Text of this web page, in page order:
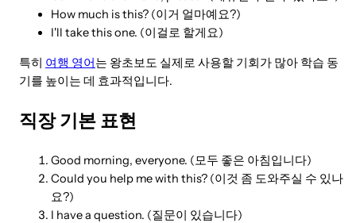
How much is this? (이거 얼마예요?)
I'll take this one. (이걸로 할게요)
특히 여행 영어는 왕초보도 실제로 사용할 기회가 많아 학습 동
기를 높이는 데 효과적입니다.
직장 기본 표현
Good morning, everyone. (모두 좋은 아침입니다)
Could you help me with this? (이것 좀 도와주실 수 있나
요?)
I have a question. (질문이 있습니다)